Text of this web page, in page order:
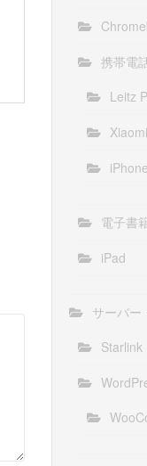
携帯電
Leitz
iPhone
電子書
iPad
サーバー
Starlink